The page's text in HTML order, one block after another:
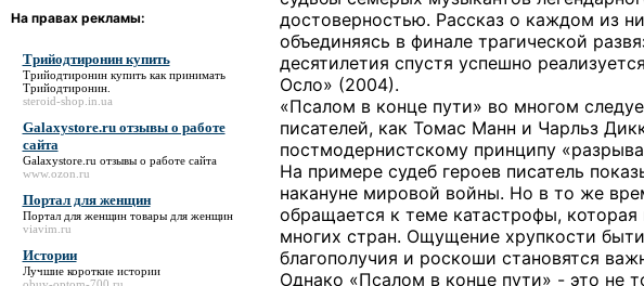
На правах рекламы:
Трийодтиронин купить
Трийодтиронин купитькак принимать
Трийодтиронин.
steroid-shop.in.ua
Galaxystore.ru отзывы о работе
сайта
Galaxystore.ru отзывы о работе сайта
www.ozon.ru
Портал для женщин
Портал для женщинтовары для женщин
viavim.ru
Истории
Лучшие короткие истории
obuv-optom-700.ru
достоверностью. Рассказ о каждом из
объединяясь в финале трагической
десятилетия спустя успешно
Осло» (2004).
«Псалом в конце пути» во многом
писателей, как Томас Манн и Чарльз
постмодернистскому принципу
На примере судеб героев писатель
накануне мировой войны. Но в то же
обращается к теме катастрофы,
многих стран. Ощущение хрупкости
благополучия и роскоши становятся
Однако «Псалом в конце пути» - это не